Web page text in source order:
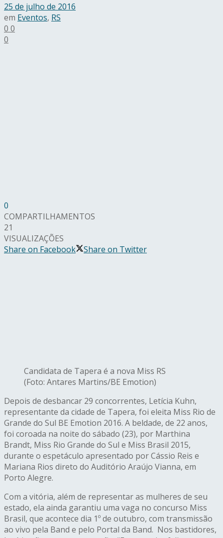
25 de julho de 2016
em Eventos, RS
0 0
0
0
COMPARTILHAMENTOS
21
VISUALIZAÇÕES
Share on Facebook
Share on Twitter
Candidata de Tapera é a nova Miss RS
(Foto: Antares Martins/BE Emotion)
Depois de desbancar 29 concorrentes, Letícia Kuhn,
representante da cidade de Tapera, foi eleita Miss Rio de
Grande do Sul BE Emotion 2016. A beldade, de 22 anos,
foi coroada na noite do sábado (23), por Marthina
Brandt, Miss Rio Grande do Sul e Miss Brasil 2015,
durante o espetáculo apresentado por Cássio Reis e
Mariana Rios direto do Auditório Araújo Vianna, em
Porto Alegre.
Com a vitória, além de representar as mulheres de seu
estado, ela ainda garantiu uma vaga no concurso Miss
Brasil, que acontece dia 1º de outubro, com transmissão
ao vivo pela Band e pelo Portal da Band. Nos bastidores,